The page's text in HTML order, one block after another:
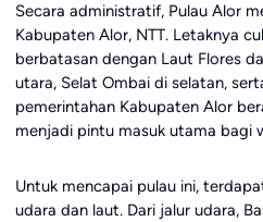
Secara administratif, Pulau Alor
Kabupaten Alor, NTT. Letaknya
berbatasan dengan Laut Flores
utara, Selat Ombai di selatan,
pemerintahan Kabupaten Alor
menjadi pintu masuk utama bagi
Untuk mencapai pulau ini,
udara dan laut. Dari jalur udara,